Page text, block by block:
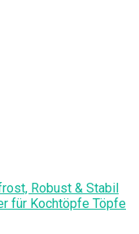
Robust & Stabil
für Kochtöpfe Töpfe